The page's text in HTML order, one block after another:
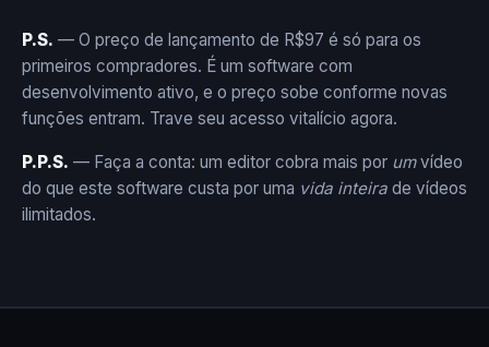
P.S. — O preço de lançamento de R$97 é só para os
primeiros compradores. É um software com
desenvolvimento ativo, e o preço sobe conforme novas
funções entram. Trave seu acesso vitalício agora.
P.P.S. — Faça a conta: um editor cobra mais por umvídeo
do que este software custa por uma vida inteira de vídeos
ilimitados.